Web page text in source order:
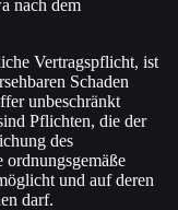
nach dem
Vertragspflicht, ist
Schaden
unbeschränkt
Pflichten, die der
des
und auf deren
darf.